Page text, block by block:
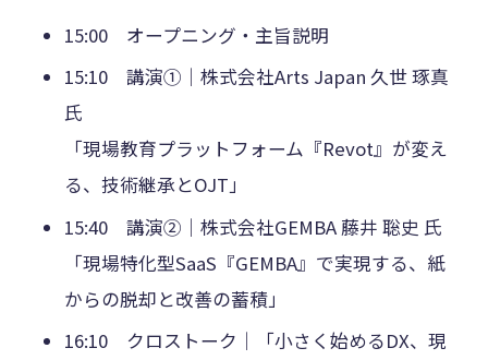
15:00 オープニング・主旨説明
15:10 講演①｜株式会社Arts Japan 久世 琢真
氏
「現場教育プラットフォーム『Revot』が変え
る、技術継承とOJT」
15:40 講演②｜株式会社GEMBA 藤井 聡史 氏
「現場特化型SaaS『GEMBA』で実現する、紙
からの脱却と改善の蓄積」
16:10 クロストーク｜「小さく始めるDX、現